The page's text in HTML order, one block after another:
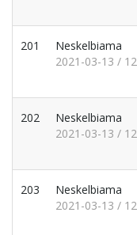
201
Neskelbiama
2021-03-13 /
202
Neskelbiama
2021-03-13 /
203
Neskelbiama
2021-03-13 /